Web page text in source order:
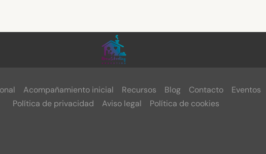
Acompañamiento inicial Recursos Blog Contacto Eventos
Política de privacidad
Aviso legal Política de cookies